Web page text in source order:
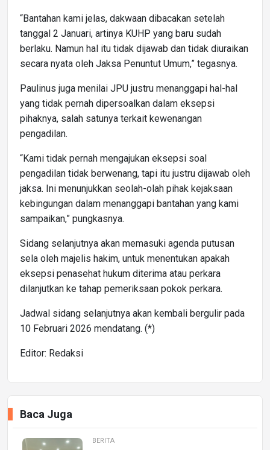
“Bantahan kami jelas, dakwaan dibacakan setelah
tanggal 2 Januari, artinya KUHP yang baru sudah
berlaku. Namun hal itu tidak dijawab dan tidak diuraikan
secara nyata oleh Jaksa Penuntut Umum,” tegasnya.
Paulinus juga menilai JPU justru menanggapi hal-hal
yang tidak pernah dipersoalkan dalam eksepsi
pihaknya, salah satunya terkait kewenangan
pengadilan.
“Kami tidak pernah mengajukan eksepsi soal
pengadilan tidak berwenang, tapi itu justru dijawab oleh
jaksa. Ini menunjukkan seolah-olah pihak kejaksaan
kebingungan dalam menanggapi bantahan yang kami
sampaikan,” pungkasnya.
Sidang selanjutnya akan memasuki agenda putusan
sela oleh majelis hakim, untuk menentukan apakah
eksepsi penasehat hukum diterima atau perkara
dilanjutkan ke tahap pemeriksaan pokok perkara.
Jadwal sidang selanjutnya akan kembali bergulir pada
10 Februari 2026 mendatang. (*)
Editor: Redaksi
Baca Juga
BERITA